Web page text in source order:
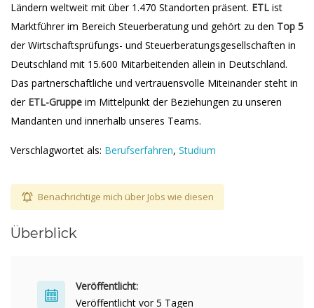
Ländern weltweit mit über 1.470 Standorten präsent. ETL ist
Marktführer im Bereich Steuerberatung und gehört zu den Top 5
der Wirtschaftsprüfungs- und Steuerberatungsgesellschaften in
Deutschland mit 15.600 Mitarbeitenden allein in Deutschland.
Das partnerschaftliche und vertrauensvolle Miteinander steht in
der ETL-Gruppe im Mittelpunkt der Beziehungen zu unseren
Mandanten und innerhalb unseres Teams.
Verschlagwortet als: Berufserfahren, Studium
Benachrichtige mich über Jobs wie diesen
Überblick
Veröffentlicht:
Veröffentlicht vor 5 Tagen